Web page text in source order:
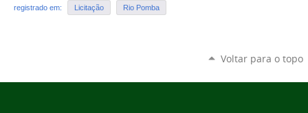
registrado em: Licitação Rio Pomba
Voltar para o topo